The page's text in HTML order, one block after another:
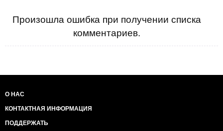
Произошла ошибка при получении списка
комментариев.
О НАС
КОНТАКТНАЯ ИНФОРМАЦИЯ
ПОДДЕРЖАТЬ